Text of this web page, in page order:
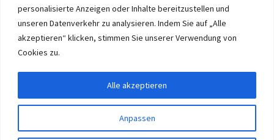
personalisierte Anzeigen oder Inhalte bereitzustellen und
unseren Datenverkehr zu analysieren. Indem Sie auf „Alle
akzeptieren“ klicken, stimmen Sie unserer Verwendung von
Cookies zu.
Anpassen
Alle akzeptieren
© 2026 Eruon Trade UG, Germany, member of the ERUON